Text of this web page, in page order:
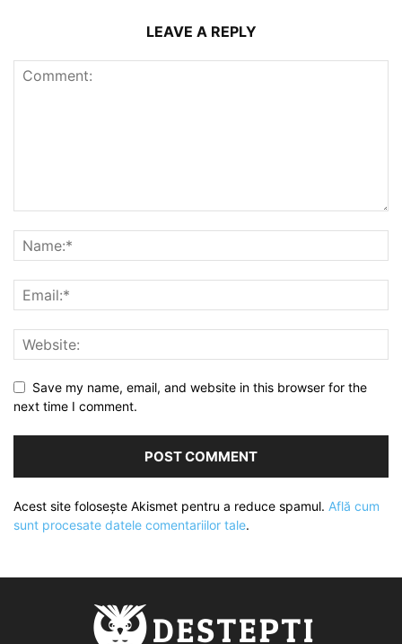
LEAVE A REPLY
Save my name, email, and website in this browser for the
next time I comment.
Acest site folosește Akismet pentru a reduce spamul. Află cum
sunt procesate datele comentariilor tale.